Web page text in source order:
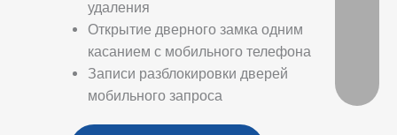
удаления
Открытие дверного замка одним
касанием с мобильного телефона
Записи разблокировки дверей
мобильного запроса